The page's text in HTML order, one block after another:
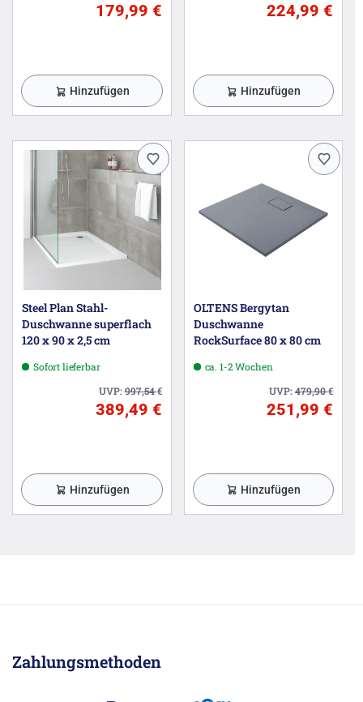
179,99 €
Hinzufügen
224,99 €
Hinzufügen
Steel Plan Stahl-
Duschwanne superflach
120 x 90 x 2,5 cm
Sofort lieferbar
UVP:997,54€
389,49 €
Hinzufügen
OLTENS Bergytan
Duschwanne
RockSurface 80 x 80 cm
ca. 1-2 Wochen
UVP:479,90€
251,99 €
Hinzufügen
Zahlungsmethoden